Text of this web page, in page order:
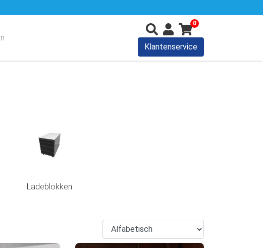
0
Klantenservice
Ladeblokken